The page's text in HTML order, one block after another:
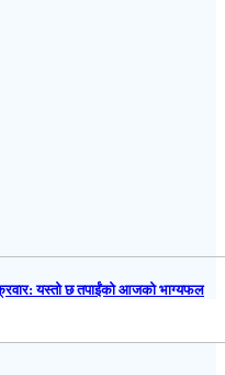
यस्तो छ तपाईंको आजको भाग्यफल